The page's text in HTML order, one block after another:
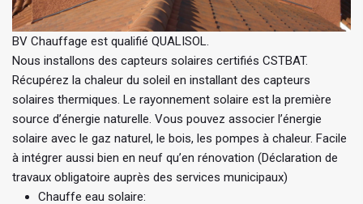
BV Chauffage est qualifié QUALISOL.
Nous installons des capteurs solaires certifiés CSTBAT.
Récupérez la chaleur du soleil en installant des capteurs
solaires thermiques. Le rayonnement solaire est la première
source d’énergie naturelle. Vous pouvez associer l’énergie
solaire avec le gaz naturel, le bois, les pompes à chaleur. Facile
à intégrer aussi bien en neuf qu’en rénovation (Déclaration de
travaux obligatoire auprès des services municipaux)
Chauffe eau solaire: